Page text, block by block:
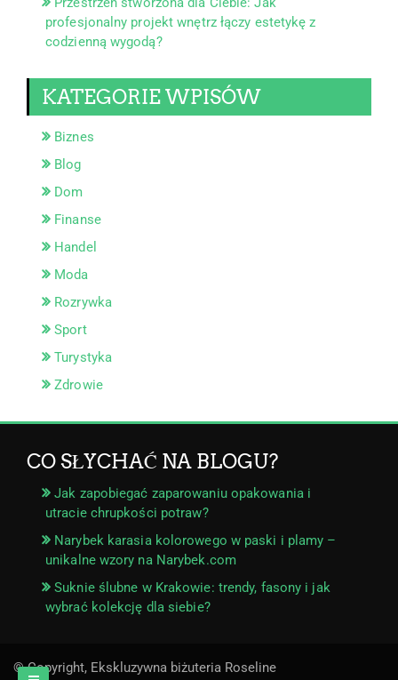
profesjonalny projekt wnętrz łączy estetykę z
codzienną wygodą?
KATEGORIE WPISÓW
Biznes
Blog
Dom
Finanse
Handel
Moda
Rozrywka
Sport
Turystyka
Zdrowie
CO SŁYCHAĆ NA BLOGU?
Jak zapobiegać zaparowaniu opakowania i
utracie chrupkości potraw?
Narybek karasia kolorowego w paski i plamy –
unikalne wzory na Narybek.com
Suknie ślubne w Krakowie: trendy, fasony i jak
wybrać kolekcję dla siebie?
© Copyright, Ekskluzywna biżuteria Roseline